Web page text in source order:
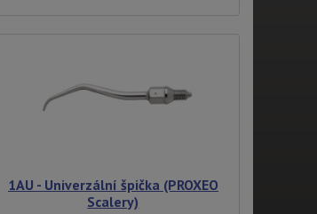
1AU - Univerzální špička (PROXEO
Scalery)